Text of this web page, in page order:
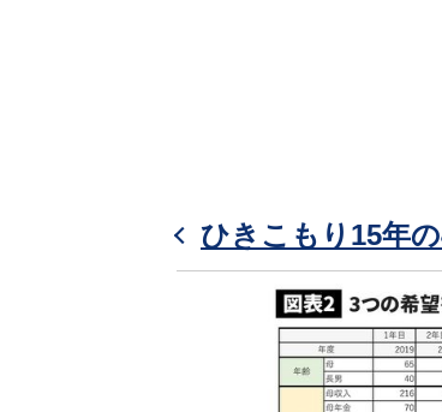
ひきこもり15年